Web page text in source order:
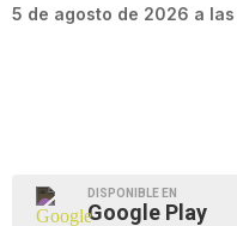
5 de agosto de 2026 a las
DISPONIBLE EN
Google Play